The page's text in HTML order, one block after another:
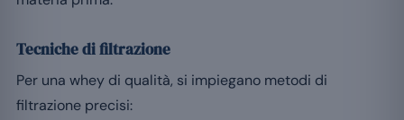
Tecniche di filtrazione
Per una whey di qualità, si impiegano metodi di
filtrazione precisi: